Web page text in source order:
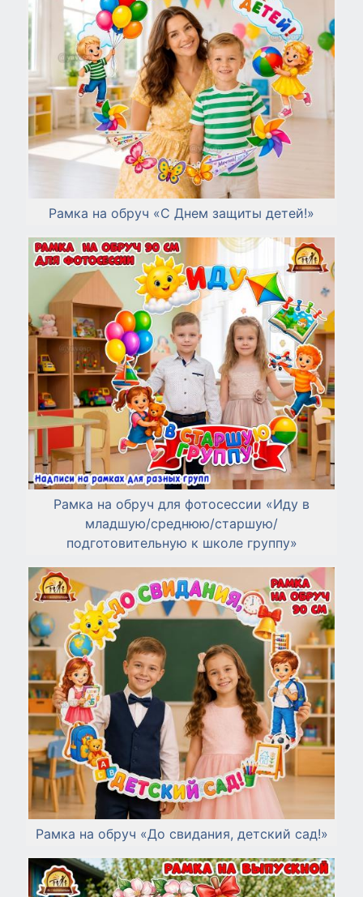
Рамка на обруч «С Днем защиты детей!»
Рамка на обруч для фотосессии «Иду в
младшую/среднюю/старшую/
подготовительную к школе группу»
Рамка на обруч «До свидания, детский сад!»